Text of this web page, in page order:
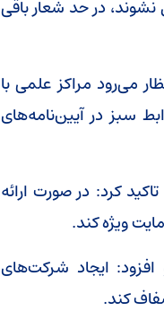
نشوند، در حد شعار باقی
می‌رود مراکز علمی با
سبز در آیین‌نامه‌های
کرد: در صورت ارائه
ویژه کند.
ایجاد شرکت‌های
کند.